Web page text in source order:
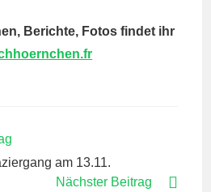
Berichte, Fotos findet ihr
am 13.11.
Nächster Beitrag